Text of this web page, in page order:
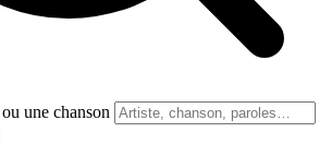
une chanson